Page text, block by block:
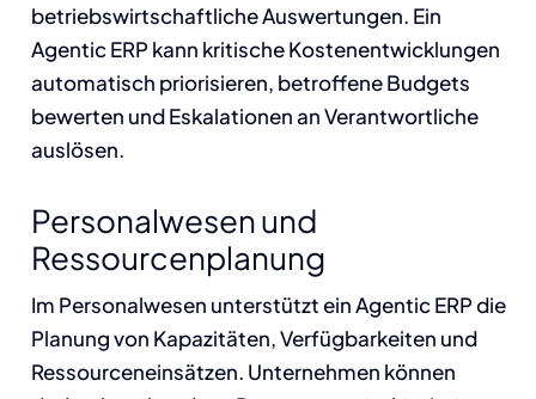
betriebswirtschaftliche Auswertungen. Ein
Agentic ERP kann kritische Kostenentwicklungen
automatisch priorisieren, betroffene Budgets
bewerten und Eskalationen an Verantwortliche
auslösen.
Personalwesen und
Ressourcenplanung
Im Personalwesen unterstützt ein Agentic ERP die
Planung von Kapazitäten, Verfügbarkeiten und
Ressourceneinsätzen. Unternehmen können